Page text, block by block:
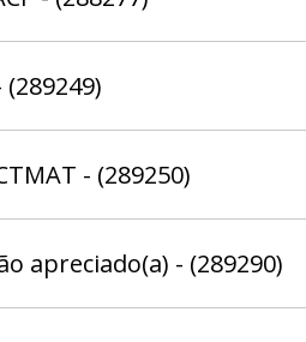
- (289250)
apreciado(a) - (289290)